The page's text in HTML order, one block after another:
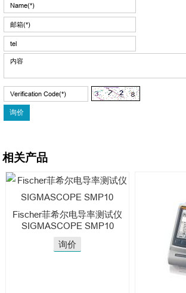
相关产品
Fischer菲希尔电导率测试仪
SIGMASCOPE SMP10
询价